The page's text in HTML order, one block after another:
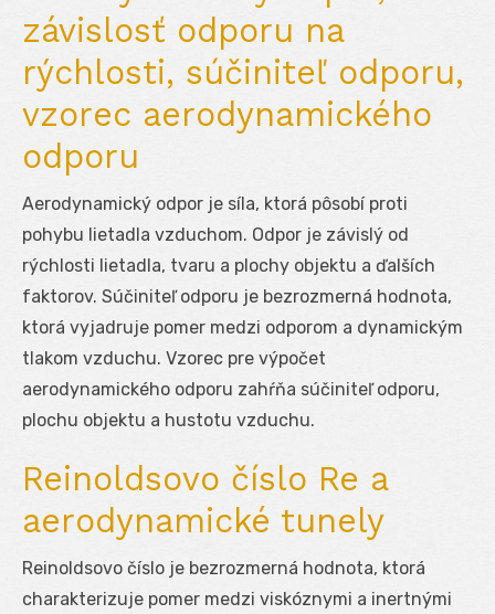
závislosť odporu na
rýchlosti, súčiniteľ odporu,
vzorec aerodynamického
odporu
Aerodynamický odpor je síla, ktorá pôsobí proti
pohybu lietadla vzduchom. Odpor je závislý od
rýchlosti lietadla, tvaru a plochy objektu a ďalších
faktorov. Súčiniteľ odporu je bezrozmerná hodnota,
ktorá vyjadruje pomer medzi odporom a dynamickým
tlakom vzduchu. Vzorec pre výpočet
aerodynamického odporu zahŕňa súčiniteľ odporu,
plochu objektu a hustotu vzduchu.
Reinoldsovo číslo Re a
aerodynamické tunely
Reinoldsovo číslo je bezrozmerná hodnota, ktorá
charakterizuje pomer medzi viskóznymi a inertnými